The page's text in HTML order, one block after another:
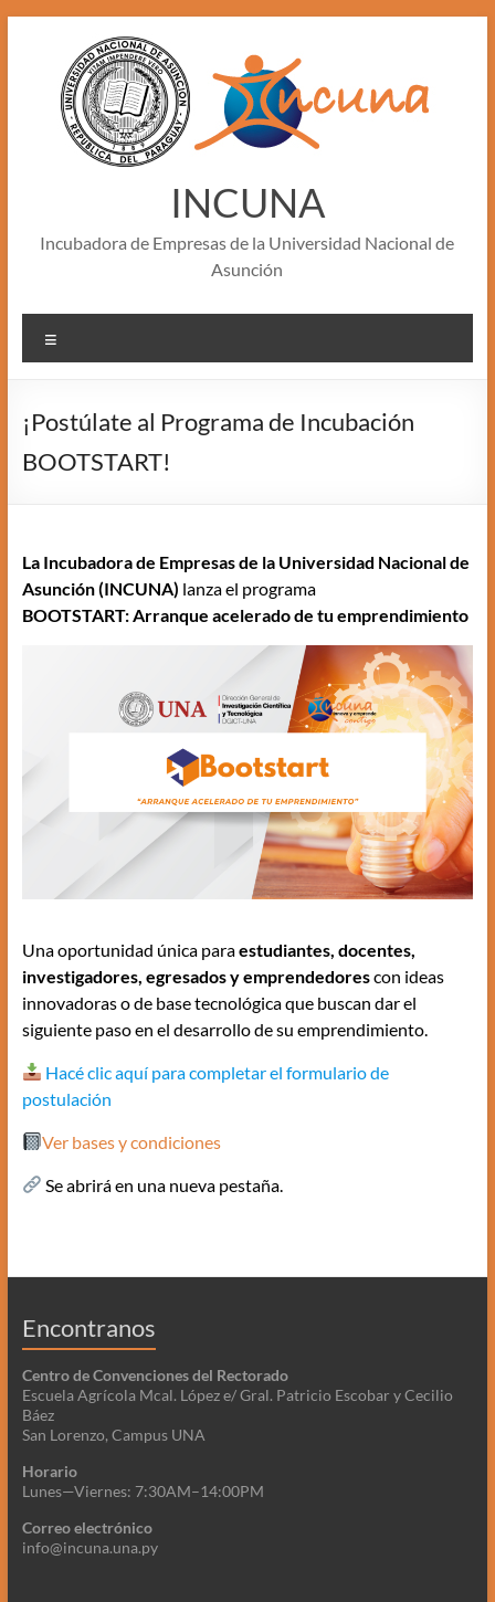
content
INCUNA
Incubadora de Empresas de la Universidad Nacional de
Asunción
¡Postúlate al Programa de Incubación
BOOTSTART!
La Incubadora de Empresas de la Universidad Nacional de
Asunción (INCUNA) lanza el programa
BOOTSTART: Arranque acelerado de tu emprendimiento
Una oportunidad única paraestudiantes, docentes,
investigadores, egresados y emprendedorescon ideas
innovadoras o de base tecnológica que buscan dar el
siguiente paso en el desarrollo de su emprendimiento.
Hacé clic aquí para completar el formulario de
postulación
Ver bases y condiciones
Se abrirá en una nueva pestaña.
Encontranos
Centro de Convenciones del Rectorado
Escuela Agrícola Mcal. López e/ Gral. Patricio Escobar y Cecilio
Báez
San Lorenzo, Campus UNA
Horario
Lunes—Viernes: 7:30AM–14:00PM
Correo electrónico
info@incuna.una.py